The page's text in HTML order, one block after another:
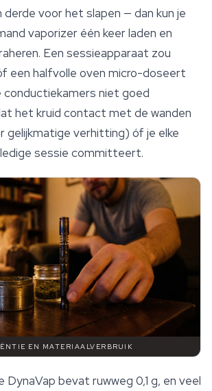
derde voor het slapen — dan kun je
vaporizer één keer laden en
Een sessieapparaat zou
een halfvolle oven micro-doseert
niet goed
het kruid contact met de wanden
gelijkmatige verhitting) óf je elke
sessie committeert.
EN MATERIAALVERBRUIK
DynaVap bevat ruwweg 0,1 g, en veel